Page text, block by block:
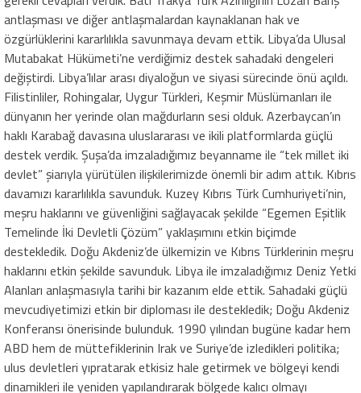
antlaşması ve diğer antlaşmalardan kaynaklanan hak ve
özgürlüklerini kararlılıkla savunmaya devam ettik. Libya’da Ulusal
Mutabakat Hükümeti’ne verdiğimiz destek sahadaki dengeleri
değiştirdi. Libya’lılar arası diyaloğun ve siyasi sürecinde önü açıldı.
Filistinliler, Rohingalar, Uygur Türkleri, Keşmir Müslümanları ile
dünyanın her yerinde olan mağdurların sesi olduk. Azerbaycan’ın
haklı Karabağ davasına uluslararası ve ikili platformlarda güçlü
destek verdik. Şuşa’da imzaladığımız beyanname ile “tek millet iki
devlet” şiarıyla yürütülen ilişkilerimizde önemli bir adım attık. Kıbrıs
davamızı kararlılıkla savunduk. Kuzey Kıbrıs Türk Cumhuriyeti’nin,
meşru haklarını ve güvenliğini sağlayacak şekilde “Egemen Eşitlik
Temelinde İki Devletli Çözüm” yaklaşımını etkin biçimde
destekledik. Doğu Akdeniz’de ülkemizin ve Kıbrıs Türklerinin meşru
haklarını etkin şekilde savunduk. Libya ile imzaladığımız Deniz Yetki
Alanları anlaşmasıyla tarihi bir kazanım elde ettik. Sahadaki güçlü
mevcudiyetimizi etkin bir diploması ile destekledik; Doğu Akdeniz
Konferansı önerisinde bulunduk. 1990 yılından bugüne kadar hem
ABD hem de müttefiklerinin Irak ve Suriye’de izledikleri politika;
ulus devletleri yıpratarak etkisiz hale getirmek ve bölgeyi kendi
dinamikleri ile yeniden yapılandırarak bölgede kalıcı olmayı